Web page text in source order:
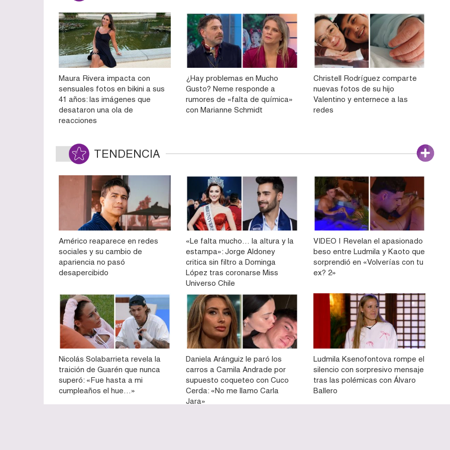
Maura Rivera impacta con
sensuales fotos en bikini a sus
41 años: las imágenes que
desataron una ola de
reacciones
¿Hay problemas en Mucho
Gusto? Neme responde a
rumores de «falta de química»
con Marianne Schmidt
Christell Rodríguez comparte
nuevas fotos de su hijo
Valentino y enternece a las
redes
TENDENCIA
Américo reaparece en redes
sociales y su cambio de
apariencia no pasó
desapercibido
«Le falta mucho… la altura y la
estampa»: Jorge Aldoney
critica sin filtro a Dominga
López tras coronarse Miss
Universo Chile
VIDEO | Revelan el apasionado
beso entre Ludmila y Kaoto que
sorprendió en «Volverías con tu
ex? 2»
Nicolás Solabarrieta revela la
traición de Guarén que nunca
superó: «Fue hasta a mi
cumpleaños el hue…»
Daniela Aránguiz le paró los
carros a Camila Andrade por
supuesto coqueteo con Cuco
Cerda: «No me llamo Carla
Jara»
Ludmila Ksenofontova rompe el
silencio con sorpresivo mensaje
tras las polémicas con Álvaro
Ballero